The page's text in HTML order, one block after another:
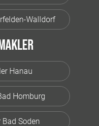
Walldorf
Hanau
Homburg
Soden